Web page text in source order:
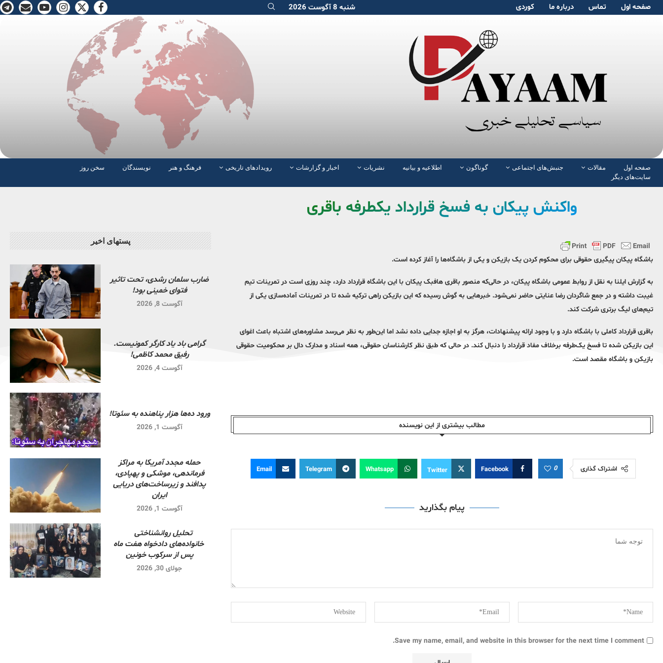
صفحە اول تماس دربارە ما کوردی شنبه 8 آگوست 2026
صفحە اول مقالات جنبش‌های اجتماعی گوناگون اطلاعیه و بیانیه نشریات اخبار و گزارشات رویدادهای تاریخی فرهنگ و هنر نویسندگان
سخن روز
سایت‌های دیگر
واکنش پیکان به فسخ قرارداد یکطرفه باقری
باشگاه پیکان پیگیری حقوقی برای محکوم کردن یک بازیکن و یکی از باشگاه‌ها را آغاز کرده است.
به گزارش ایلنا به نقل از روابط عمومی باشگاه پیکان، در حالی‌که منصور باقری هافبک پیکان با این باشگاه قرارداد دارد، چند روزی است در تمرینات تیم
غیبت داشته و در جمع شاگردان رضا عنایتی حاضر نمی‌شود. خبرهایی به گوش رسیده که این بازیکن راهی ترکیه شده تا در تمرینات آماده‌سازی یکی از
تیم‌های لیگ برتری شرکت کند.
باقری قرارداد کاملی با باشگاه دارد و با وجود ارائه پیشنهادات، هرگز به او اجازه جدایی داده نشد اما این‌طور به نظر می‌رسد مشاوره‌های اشتباه باعث اغوای
این بازیکن شده تا فسخ یک‌طرفه برخلاف مفاد قرارداد را دنبال کند. در حالی که طبق نظر کارشناسان حقوقی، همه اسناد و مدارک دال بر محکومیت حقوقی
بازیکن و باشگاه مقصد است.
مطالب بیشتری از این نویسندە
اشتراک گذاری 0
Facebook
Twitter
Whatsapp
Telegram
Email
پیام بگذارید
Save my name, email, and website in this browser for the next time I comment.
پستهای اخیر
ضارب سلمان رشدی، تحت تاثیر
فتوای خمینی بود!
آگوست 8, 2026
گرامی باد یاد کارگر کمونیست.
رفیق محمد کاظمی!
آگوست 4, 2026
ورود ده‌ها هزار پناهنده به سئوتا!
آگوست 1, 2026
حمله مجدد آمریکا به مراکز
فرماندهی، موشکی و پهپادی،
پدافند و زیرساخت‌های دریایی
ایران
آگوست 1, 2026
تحلیل روانشناختی
خانواده‌های دادخواه هفت ماه
پس از سرکوب خونین
جولای 30, 2026